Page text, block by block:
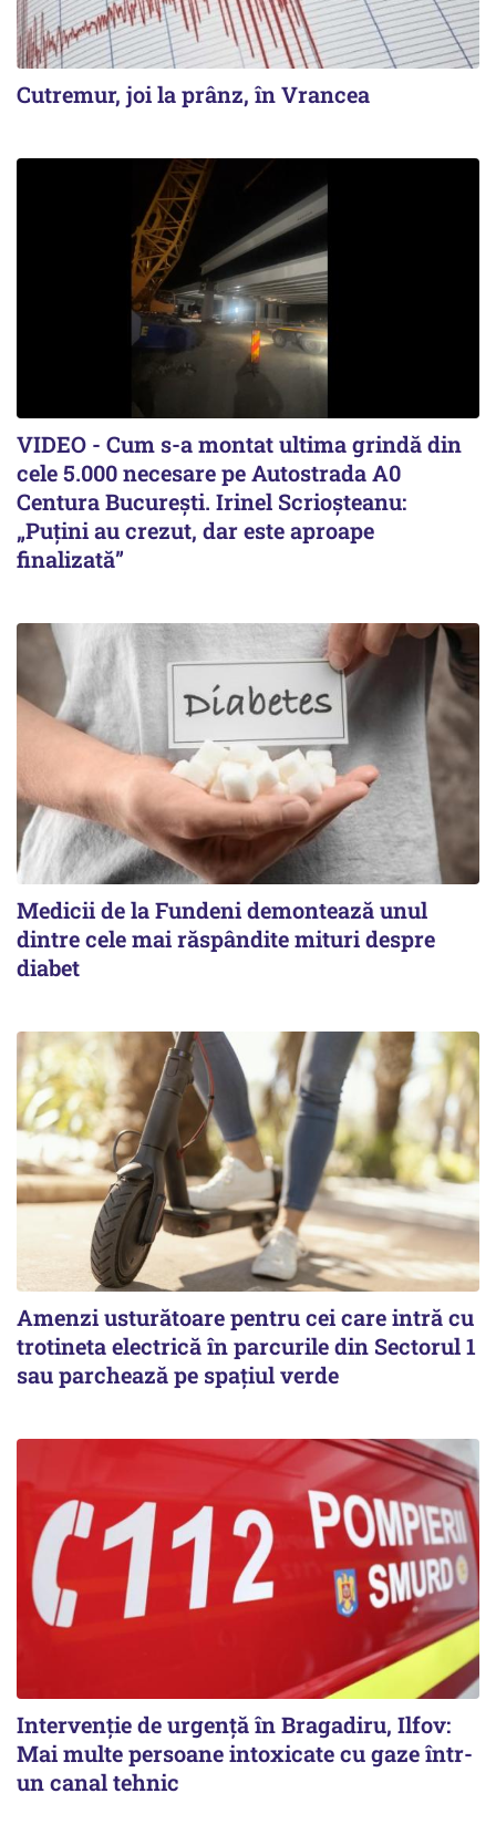
Cutremur, joi la prânz, în Vrancea
VIDEO - Cum s-a montat ultima grindă din
cele 5.000 necesare pe Autostrada A0
Centura București. Irinel Scrioșteanu:
„Puțini au crezut, dar este aproape
finalizată”
Medicii de la Fundeni demontează unul
dintre cele mai răspândite mituri despre
diabet
Amenzi usturătoare pentru cei care intră cu
trotineta electrică în parcurile din Sectorul 1
sau parchează pe spațiul verde
Intervenție de urgență în Bragadiru, Ilfov:
Mai multe persoane intoxicate cu gaze într-
un canal tehnic